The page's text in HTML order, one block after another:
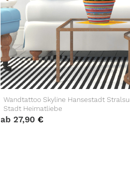
Wandtattoo Skyline Hansestadt
Stadt Heimatliebe
ab 27,90 €